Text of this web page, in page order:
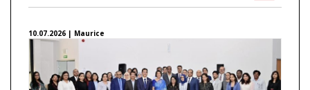
10.07.2026 | Maurice